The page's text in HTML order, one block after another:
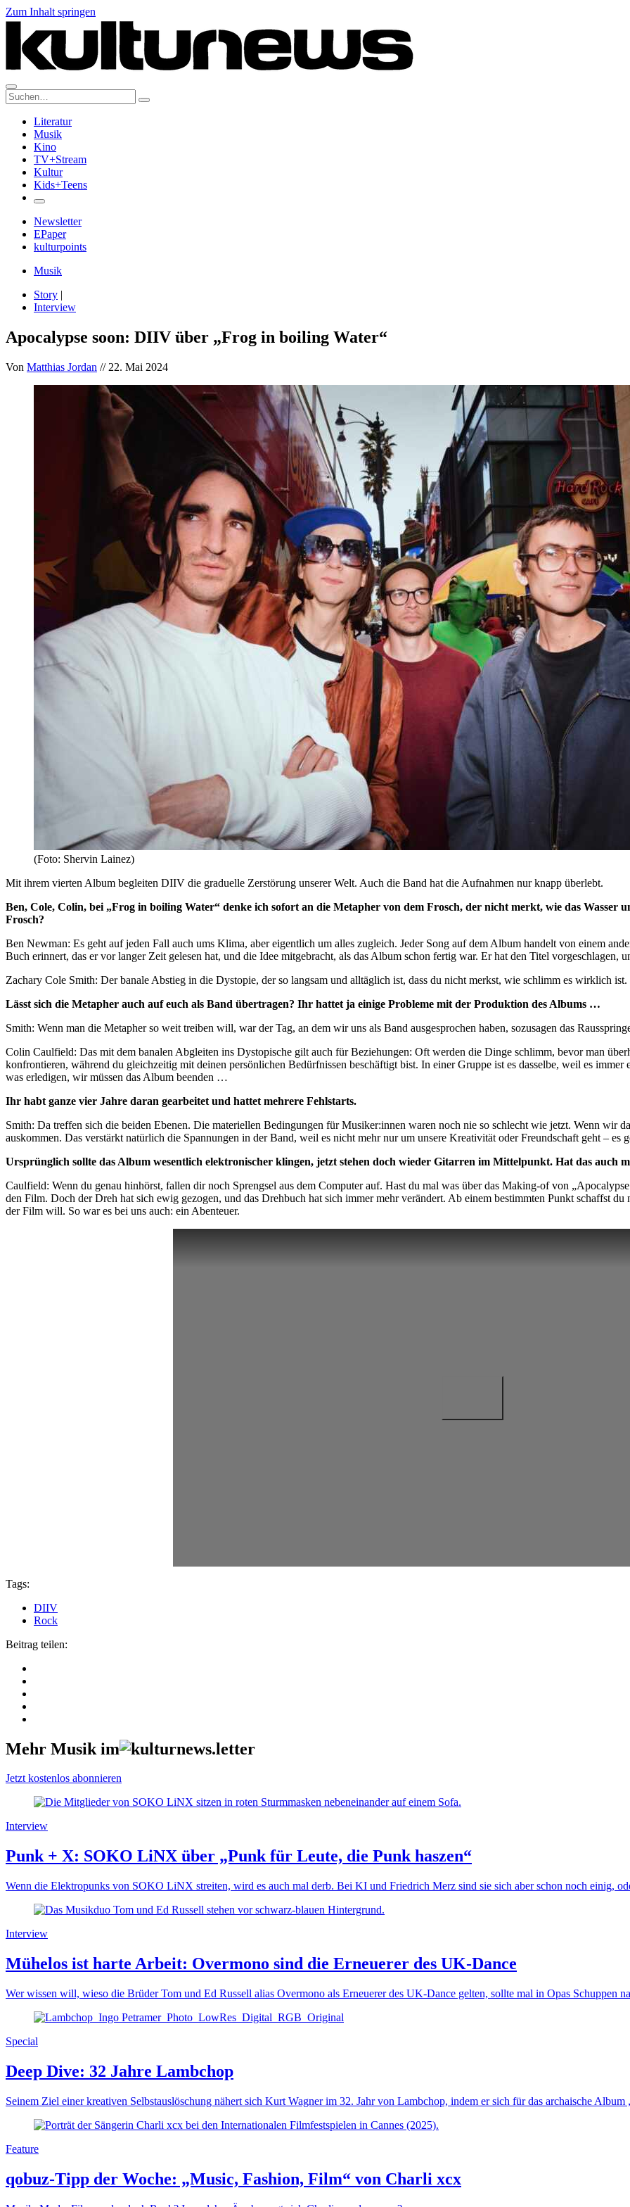
Zum Inhalt springen
Suche:
Literatur
Musik
Kino
TV+Stream
Kultur
Kids+Teens
Newsletter
EPaper
kulturpoints
Musik
Story |
Interview
Apocalypse soon: DIIV über „Frog in boiling Water“
Von Matthias Jordan // 22. Mai 2024
(Foto: Shervin Lainez)
Mit ihrem vierten Album begleiten DIIV die graduelle Zerstörung unserer Welt. Auch die Band hat die Aufnahmen nur knapp überlebt.
Ben, Cole, Colin, bei „Frog in boiling Water“ denke ich sofort an die Metapher von dem Frosch, der nicht merkt, wie das Wasser
Frosch?
Ben Newman: Es geht auf jeden Fall auch ums Klima, aber eigentlich um alles zugleich. Jeder Song auf dem Album handelt von einem
Buch erinnert, das er vor langer Zeit gelesen hat, und die Idee mitgebracht, als das Album schon fertig war. Er hat den Titel vorgeschlagen,
Zachary Cole Smith: Der banale Abstieg in die Dystopie, der so langsam und alltäglich ist, dass du nicht merkst, wie schlimm es wirklich ist.
Lässt sich die Metapher auch auf euch als Band übertragen? Ihr hattet ja einige Probleme mit der Produktion des Albums …
Smith: Wenn man die Metapher so weit treiben will, war der Tag, an dem wir uns als Band ausgesprochen haben, sozusagen das
Colin Caulfield: Das mit dem banalen Abgleiten ins Dystopische gilt auch für Beziehungen: Oft werden die Dinge schlimm, bevor man
konfrontieren, während du gleichzeitig mit deinen persönlichen Bedürfnissen beschäftigt bist. In einer Gruppe ist es dasselbe, weil es
was erledigen, wir müssen das Album beenden …
Ihr habt ganze vier Jahre daran gearbeitet und hattet mehrere Fehlstarts.
Smith: Da treffen sich die beiden Ebenen. Die materiellen Bedingungen für Musiker:innen waren noch nie so schlecht wie jetzt. Wenn wir
auskommen. Das verstärkt natürlich die Spannungen in der Band, weil es nicht mehr nur um unsere Kreativität oder Freundschaft geht – es
Ursprünglich sollte das Album wesentlich elektronischer klingen, jetzt stehen doch wieder Gitarren im Mittelpunkt. Hat das auch
Caulfield: Wenn du genau hinhörst, fallen dir noch Sprengsel aus dem Computer auf. Hast du mal was über das Making-of von
den Film. Doch der Dreh hat sich ewig gezogen, und das Drehbuch hat sich immer mehr verändert. Ab einem bestimmten Punkt schaffst
der Film will. So war es bei uns auch: ein Abenteuer.
Tags:
DIIV
Rock
Beitrag teilen:
Mehr Musik im
Jetzt kostenlos abonnieren
Interview
Punk + X: SOKO LiNX über „Punk für Leute, die Punk haszen“
Wenn die Elektropunks von SOKO LiNX streiten, wird es auch mal derb. Bei KI und Friedrich Merz sind sie sich aber schon noch einig,
Interview
Mühelos ist harte Arbeit: Overmono sind die Erneuerer des UK-Dance
Wer wissen will, wieso die Brüder Tom und Ed Russell alias Overmono als Erneuerer des UK-Dance gelten, sollte mal in Opas Schuppen
Special
Deep Dive: 32 Jahre Lambchop
Seinem Ziel einer kreativen Selbstauslöschung nähert sich Kurt Wagner im 32. Jahr von Lambchop, indem er sich für das archaische
Feature
qobuz-Tipp der Woche: „Music, Fashion, Film“ von Charli xcx